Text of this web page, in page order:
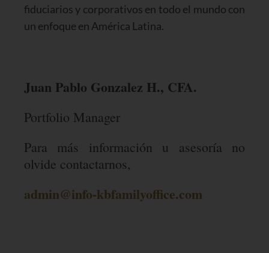
fiduciarios y corporativos en todo el mundo con
un enfoque en América Latina.
Juan Pablo Gonzalez H., CFA.
Portfolio Manager
Para más información u asesoría no
olvide contactarnos,
admin@info-kbfamilyoffice.com